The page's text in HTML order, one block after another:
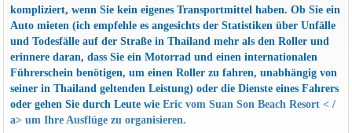
kompliziert, wenn Sie kein eigenes Transportmittel haben. Ob Sie ein
Auto mieten (ich empfehle es angesichts der Statistiken über Unfälle
und Todesfälle auf der Straße in Thailand mehr als den Roller und
erinnere daran, dass Sie ein Motorrad und einen internationalen
Führerschein benötigen, um einen Roller zu fahren, unabhängig von
seiner in Thailand geltenden Leistung) oder die Dienste eines Fahrers
oder gehen Sie durch Leute wie Eric vom Suan Son Beach Resort < /
a> um Ihre Ausflüge zu organisieren.